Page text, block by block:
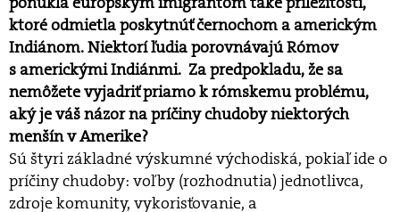
ktoré odmietla poskytnúť černochom a americkým
Indiánom. Niektorí ľudia porovnávajú Rómov
s americkými Indiánmi. Za predpokladu, že sa
nemôžete vyjadriť priamo k rómskemu problému,
aký je váš názor na príčiny chudoby niektorých
menšín v Amerike?
Sú štyri základné výskumné východiská, pokiaľ ide o
príčiny chudoby: voľby (rozhodnutia) jednotlivca,
zdroje komunity, vykorisťovanie, a